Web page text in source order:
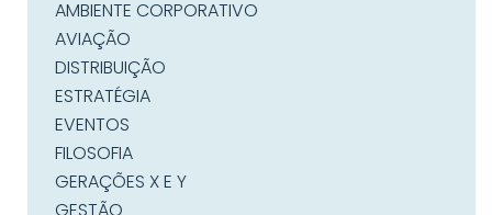
AMBIENTE CORPORATIVO
AVIAÇÃO
DISTRIBUIÇÃO
ESTRATÉGIA
EVENTOS
FILOSOFIA
GERAÇÕES X E Y